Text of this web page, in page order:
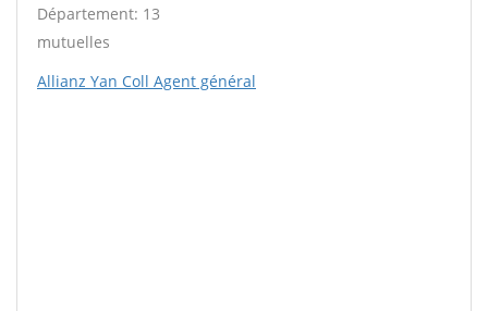
Département: 13
mutuelles
Allianz Yan Coll Agent général